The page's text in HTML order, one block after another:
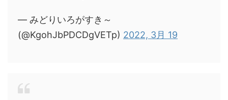
— みどりいろがすき～
(@KgohJbPDCDgVETp) 2022, 3月 19